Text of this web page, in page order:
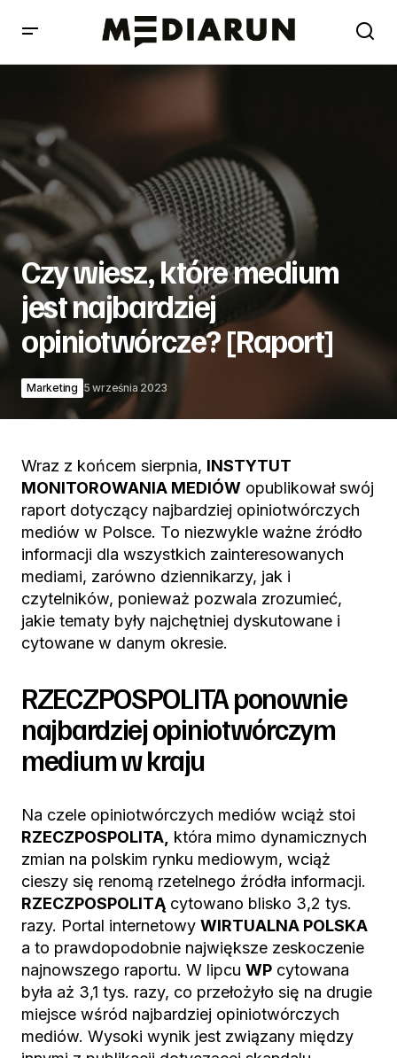
Czy wiesz, które medium jest najbardziej opiniotwórcze?
Czy wiesz, które medium
jest najbardziej
opiniotwórcze? [Raport]
Marketing 5 września 2023
Wraz z końcem sierpnia, INSTYTUT
MONITOROWANIA MEDIÓW opublikował swój
raport dotyczący najbardziej opiniotwórczych
mediów w Polsce. To niezwykle ważne źródło
informacji dla wszystkich zainteresowanych
mediami, zarówno dziennikarzy, jak i
czytelników, ponieważ pozwala zrozumieć,
jakie tematy były najchętniej dyskutowane i
cytowane w danym okresie.
RZECZPOSPOLITA ponownie
najbardziej opiniotwórczym
medium w kraju
Na czele opiniotwórczych mediów wciąż stoi
RZECZPOSPOLITA, która mimo dynamicznych
zmian na polskim rynku mediowym, wciąż
cieszy się renomą rzetelnego źródła informacji.
RZECZPOSPOLITĄ cytowano blisko 3,2 tys.
razy. Portal internetowy WIRTUALNA POLSKA
a to prawdopodobnie największe zeskoczenie
najnowszego raportu. W lipcu WP cytowana
była aż 3,1 tys. razy, co przełożyło się na drugie
miejsce wśród najbardziej opiniotwórczych
mediów. Wysoki wynik jest związany między